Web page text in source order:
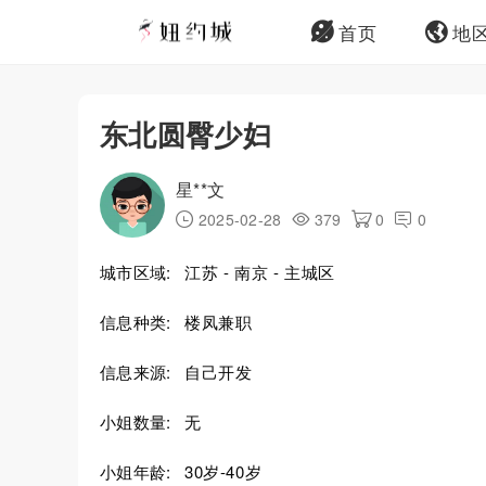
首页 地
东北圆臀少妇
星**文
2025-02-28 379 0 0
城市区域: 江苏 - 南京 - 主城区
信息种类: 楼凤兼职
信息来源: 自己开发
小姐数量: 无
小姐年龄: 30岁-40岁